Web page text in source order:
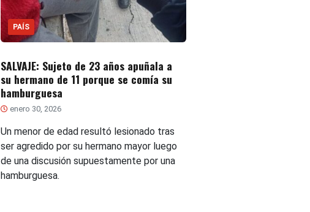
PAÍS
SALVAJE: Sujeto de 23 años apuñala a
su hermano de 11 porque se comía su
hamburguesa
enero 30, 2026
Un menor de edad resultó lesionado tras
ser agredido por su hermano mayor luego
de una discusión supuestamente por una
hamburguesa.